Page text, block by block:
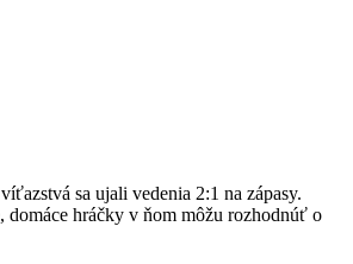
sa ujali vedenia 2:1 na zápasy.
domáce hráčky v ňom môžu rozhodnúť o